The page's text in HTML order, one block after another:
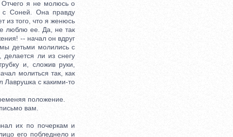
Отчего я не молюсь о
Соней. Она правду
из того, что я женюсь
люблю ее. Да, не так
-- начал он вдруг
детьми молились с
ли из снегу
и, сложив руки,
молиться так, как
Лаврушка с какими-то
положение.
вам.
их по почеркам и
его побледнело и